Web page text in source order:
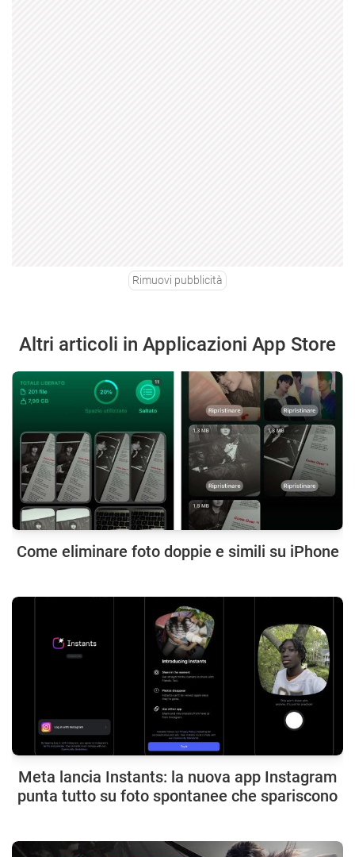
Rimuovi pubblicità
Altri articoli in Applicazioni App Store
Come eliminare foto doppie e simili su iPhone
Meta lancia Instants: la nuova app Instagram
punta tutto su foto spontanee che spariscono